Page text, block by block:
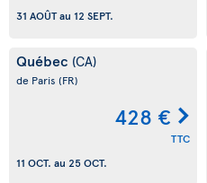
31 AOÛTau 12 SEPT.
Québec (CA)
de Paris (FR)
428 €
TTC
11 OCT. au 25 OCT.